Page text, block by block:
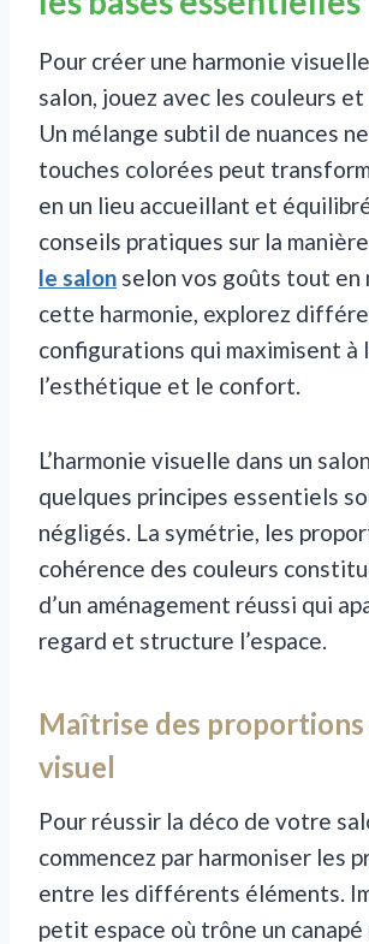
Pour créer une harmonie
salon, jouez avec les couleurs
Un mélange subtil de nuances
touches colorées peut
en un lieu accueillant et
conseils pratiques sur la manière
le salon selon vos goûts tout en
cette harmonie, explorez
configurations qui maximisent à
l’esthétique et le confort.
L’harmonie visuelle dans un
quelques principes essentiels
négligés. La symétrie, les
cohérence des couleurs
d’un aménagement réussi qui
regard et structure l’espace.
Maîtrise des proportions
visuel
Pour réussir la déco de votre
commencez par harmoniser les
entre les différents éléments.
petit espace où trône un